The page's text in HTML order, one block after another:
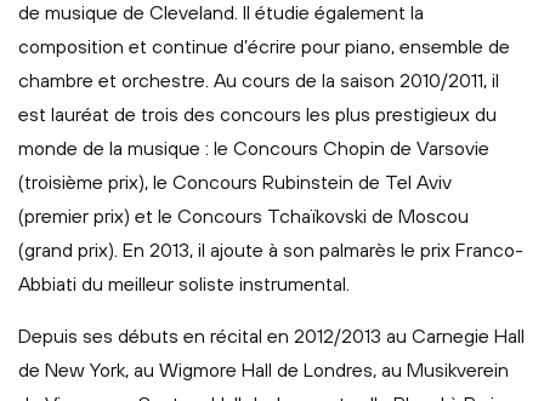
de musique de Cleveland. Il étudie également la
composition et continue d’écrire pour piano, ensemble de
chambre et orchestre. Au cours de la saison 2010/2011, il
est lauréat de trois des concours les plus prestigieux du
monde de la musique : le Concours Chopin de Varsovie
(troisième prix), le Concours Rubinstein de Tel Aviv
(premier prix) et le Concours Tchaïkovski de Moscou
(grand prix). En 2013, il ajoute à son palmarès le prix Franco-
Abbiati du meilleur soliste instrumental.
Depuis ses débuts en récital en 2012/2013 au Carnegie Hall
de New York, au Wigmore Hall de Londres, au Musikverein